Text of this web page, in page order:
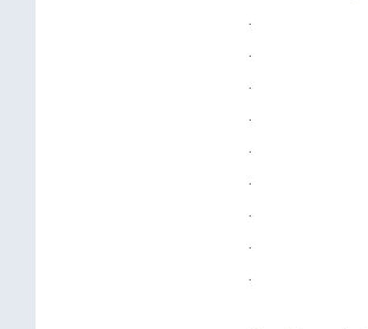
.
.
.
.
.
.
.
.
.